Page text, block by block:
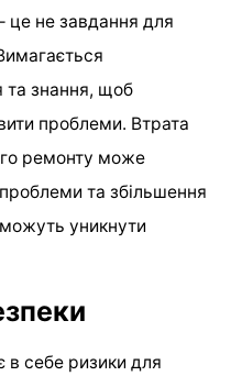
не завдання для
та знання, щоб
проблеми. Втрата
ремонту може
та збільшення
уникнути
в себе ризики для